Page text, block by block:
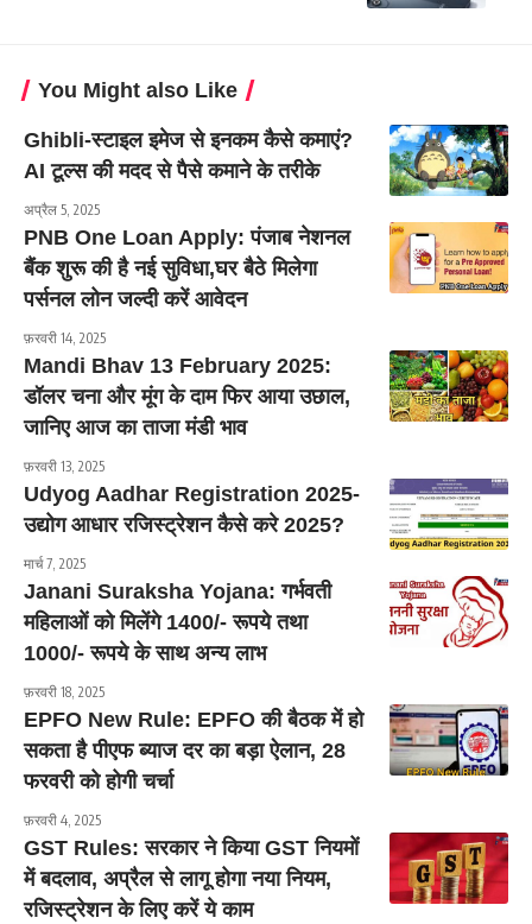
You Might also Like
Ghibli-स्टाइल इमेज से इनकम कैसे कमाएं?
AI टूल्स की मदद से पैसे कमाने के तरीके
अप्रैल 5, 2025
PNB One Loan Apply: पंजाब नेशनल
बैंक शुरू की है नई सुविधा,घर बैठे मिलेगा
पर्सनल लोन जल्दी करें आवेदन
फ़रवरी 14, 2025
Mandi Bhav 13 February 2025:
डॉलर चना और मूंग के दाम फिर आया उछाल,
जानिए आज का ताजा मंडी भाव
फ़रवरी 13, 2025
Udyog Aadhar Registration 2025-
उद्योग आधार रजिस्ट्रेशन कैसे करे 2025?
मार्च 7, 2025
Janani Suraksha Yojana: गर्भवती
महिलाओं को मिलेंगे 1400/- रूपये तथा
1000/- रूपये के साथ अन्य लाभ
फ़रवरी 18, 2025
EPFO New Rule: EPFO की बैठक में हो
सकता है पीएफ ब्याज दर का बड़ा ऐलान, 28
फरवरी को होगी चर्चा
फ़रवरी 4, 2025
GST Rules: सरकार ने किया GST नियमों
में बदलाव, अप्रैल से लागू होगा नया नियम,
रजिस्ट्रेशन के लिए करें ये काम